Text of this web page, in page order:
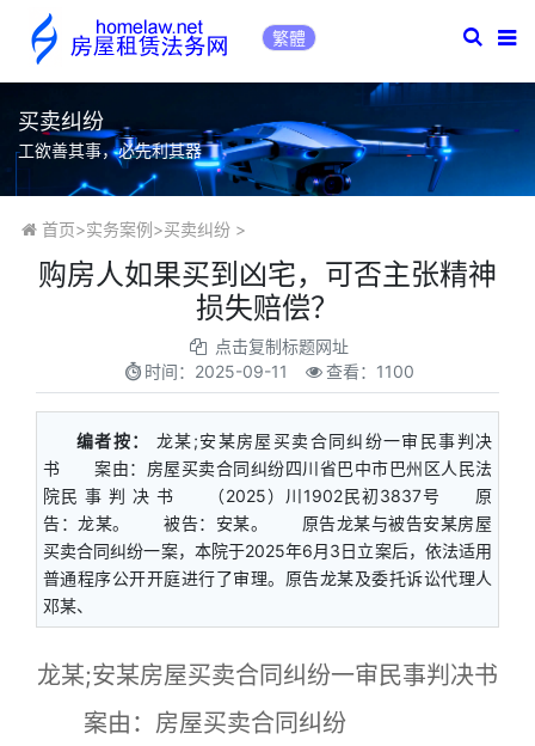
繁體
买卖纠纷
工欲善其事，必先利其器
首页>实务案例 >买卖纠纷>
购房人如果买到凶宅，可否主张精神
损失赔偿？
点击复制标题网址
时间： 2025-09-11 查看：1100
编者按：
龙某;安某房屋买卖合同纠纷一审民事判决
书 案由：房屋买卖合同纠纷四川省巴中市巴州区人民法
院民 事 判 决 书 （2025）川1902民初3837号 原
告：龙某。 被告：安某。 原告龙某与被告安某房屋
买卖合同纠纷一案，本院于2025年6月3日立案后，依法适用
普通程序公开开庭进行了审理。原告龙某及委托诉讼代理人
邓某、
龙某;安某房屋买卖合同纠纷一审民事判决书
案由：房屋买卖合同纠纷